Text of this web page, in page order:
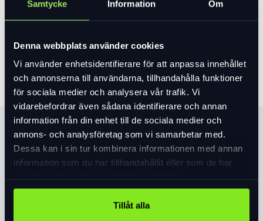
Samtycke Information Om
Denna webbplats använder cookies
Vi använder enhetsidentifierare för att anpassa innehållet
och annonserna till användarna, tillhandahålla funktioner
för sociala medier och analysera vår trafik. Vi
vidarebefordrar även sådana identifierare och annan
information från din enhet till de sociala medier och
annons- och analysföretag som vi samarbetar med.
Dessa kan i sin tur kombinera informationen med annan
information som du har tillhandahållit eller som de har
Tillåt alla
2 299 kr
Lägg i varukorg
Produktinformation
AERODYNAMIK: Med omfattande testning i vår vindtunnel
Propero 4. Vi tog den aerodynamiska fronten från S-Works
Evade 3 och satte på Propero 4, vilket ledde till att den blev